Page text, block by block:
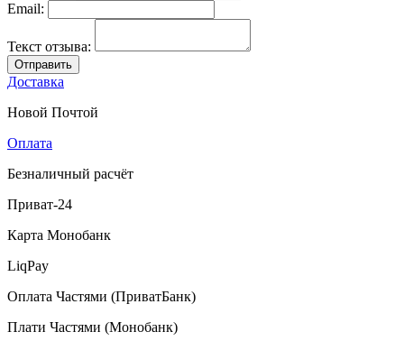
Email:
Текст отзыва:
Отправить
Доставка
Новой Почтой
Оплата
Безналичный расчёт
Приват-24
Карта Монобанк
LiqPay
Оплата Частями (ПриватБанк)
Плати Частями (Монобанк)